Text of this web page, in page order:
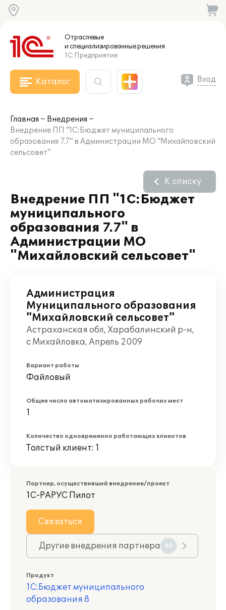
Отраслевые
и специализированныерешения
1С:Предприятие
Каталог Вход
Главная
Внедрения
Внедрение ПП "1С:Бюджет муниципального
образования 7.7" в Администрации МО "Михайловский
сельсовет"
Внедрение ПП "1С:Бюджет
муниципального
образования 7.7" в
Администрации МО
"Михайловский сельсовет"
К списку
Администрация
Муниципального образования
"Михайловский сельсовет"
Астраханская обл, Харабалинский р-н,
с Михайловка, Апрель 2009
Вариант работы
Файловый
Общее число автоматизированных рабочих мест
1
Количество одновременно работающих клиентов
Толстый клиент: 1
Партнер, осуществивший внедрение/проект
1С-РАРУС Пилот
Связаться
Другие внедрения партнера 35
Продукт
1С:Бюджет муниципального
образования 8